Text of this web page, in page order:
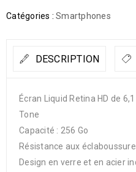
Catégories : Smartphones
DESCRIPTION
Écran Liquid Retina HD de
Tone
Capacité : 256 Go
Résistance aux
Design en verre et en acier